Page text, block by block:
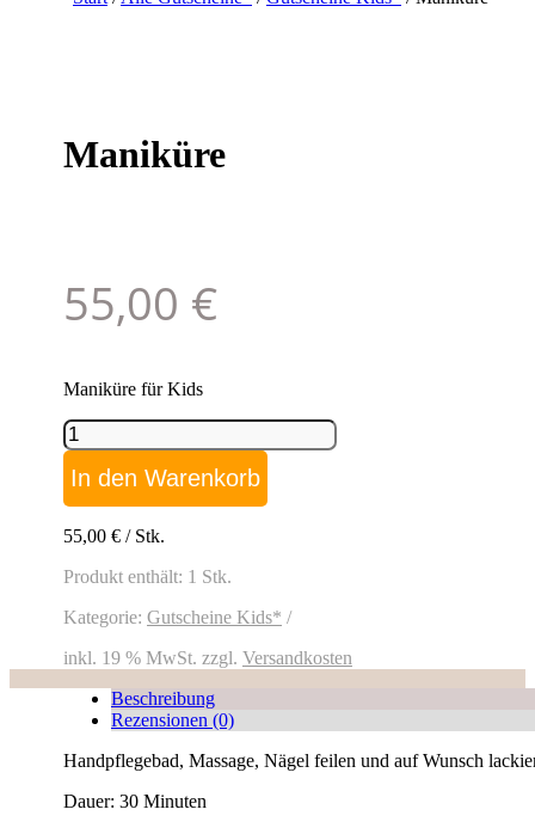
Maniküre
55,00 €
Maniküre für Kids
Maniküre
Menge
In den Warenkorb
55,00 € / Stk.
Produkt enthält: 1 Stk.
Kategorie: Gutscheine Kids*
inkl. 19 % MwSt. zzgl. Versandkosten
Beschreibung
Rezensionen (0)
Handpflegebad, Massage, Nägel feilen und auf Wunsch
Dauer: 30 Minuten